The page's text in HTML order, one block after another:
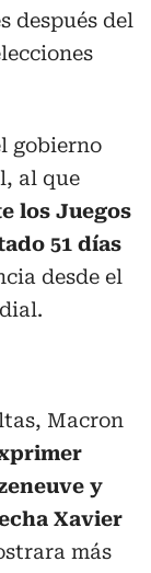
después del
gobierno
al que
los Juegos
51 días
desde el
Macron
y
Xavier
más